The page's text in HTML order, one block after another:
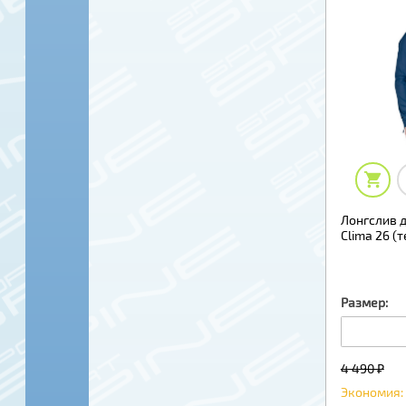
Лонгслив
Clima 26
Размер:
4 490 ₽
Экономия: